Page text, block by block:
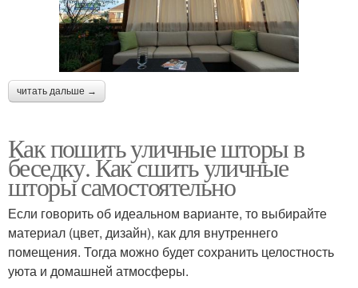
читать дальше →
Как пошить уличные шторы в
беседку. Как сшить уличные
шторы самостоятельно
Если говорить об идеальном варианте, то выбирайте
материал (цвет, дизайн), как для внутреннего
помещения. Тогда можно будет сохранить целостность
уюта и домашней атмосферы.